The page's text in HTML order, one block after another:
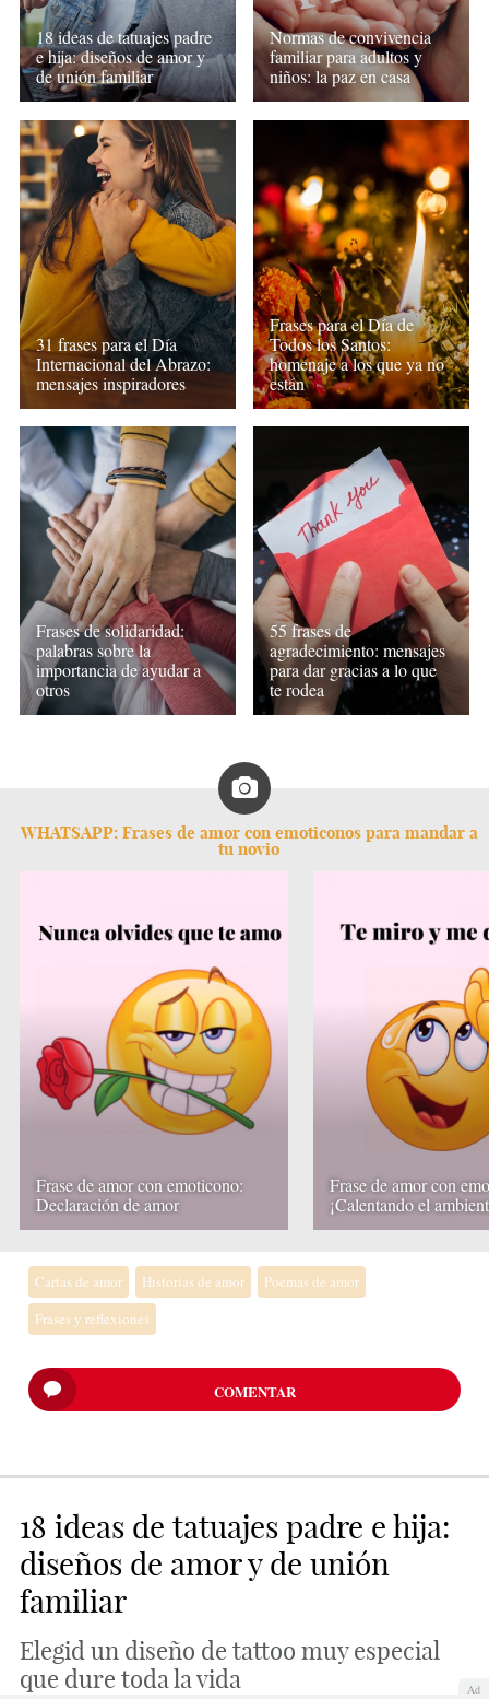
18 ideas de tatuajes padre
e hija: diseños de amor y
de unión familiar
Normas de convivencia
familiar para adultos y
niños: la paz en casa
31 frases para el Día
Internacional del Abrazo:
mensajes inspiradores
Frases para el Día de
Todos los Santos:
homenaje a los que ya no
están
Frases de solidaridad:
palabras sobre la
importancia de ayudar a
otros
55 frases de
agradecimiento: mensajes
para dar gracias a lo que
te rodea
WHATSAPP: Frases de amor con emoticonos para mandar a
tu novio
Frase de amor con emoticono:
Declaración de amor
Frase de amor con
¡Calentando el
Cartas de amor Historias de amor
Poemas de amor
Frases y reflexiones
COMENTAR
18 ideas de tatuajes padre e hija:
diseños de amor y de unión
familiar
Elegid un diseño de tattoo muy especial
que dure toda la vida
Ad